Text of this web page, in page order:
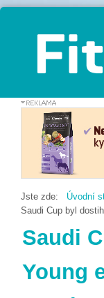
Jste zde: Úvodní
Saudi Cup byl
Saudi
Young